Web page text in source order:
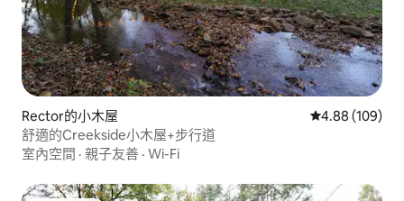
Rector的小木屋 從 109 則評價
4.88 (109)
舒適的Creekside小木屋+步行道
室內空間 · 親子友善 · Wi-Fi